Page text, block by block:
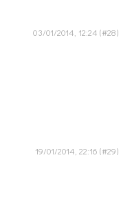
03/01/2014, 12:24
19/01/2014, 22:16